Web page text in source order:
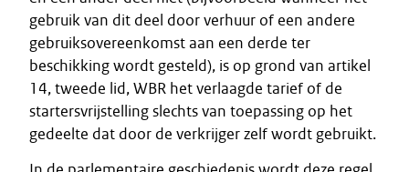
gebruik van dit deel door verhuur of een andere
gebruiksovereenkomst aan een derde ter
beschikking wordt gesteld), is op grond van artikel
14, tweede lid, WBR het verlaagde tarief of de
startersvrijstelling slechts van toepassing op het
gedeelte dat door de verkrijger zelf wordt gebruikt.